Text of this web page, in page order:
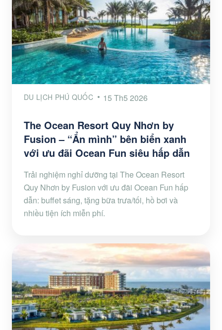
DU LỊCH PHÚ QUỐC 15 Th5 2026
The Ocean Resort Quy Nhơn by
Fusion – “Ẩn mình” bên biển xanh
với ưu đãi Ocean Fun siêu hấp dẫn
Trải nghiệm nghỉ dưỡng tại The Ocean Resort
Quy Nhơn by Fusion với ưu đãi Ocean Fun hấp
dẫn: buffet sáng, tặng bữa trưa/tối, hồ bơi và
nhiều tiện ích miễn phí.